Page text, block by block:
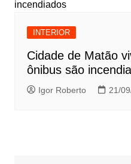
INTERIOR
Cidade de Matão
ônibus são
Igor Roberto 21/